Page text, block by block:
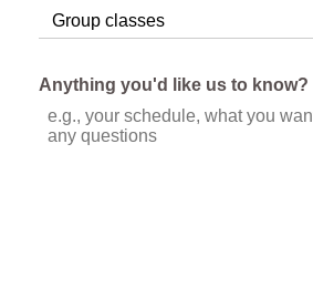
Anything you'd like us to know?